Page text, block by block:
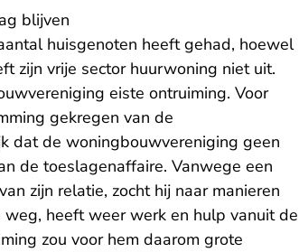
blijven
huisgenoten heeft gehad, hoewel
zijn vrije sector huurwoning niet uit.
eiste ontruiming. Voor
gekregen van de
dat de woningbouwvereniging geen
de toeslagenaffaire. Vanwege een
zijn relatie, zocht hij naar manieren
heeft weer werk en hulp vanuit de
zou voor hem daarom grote